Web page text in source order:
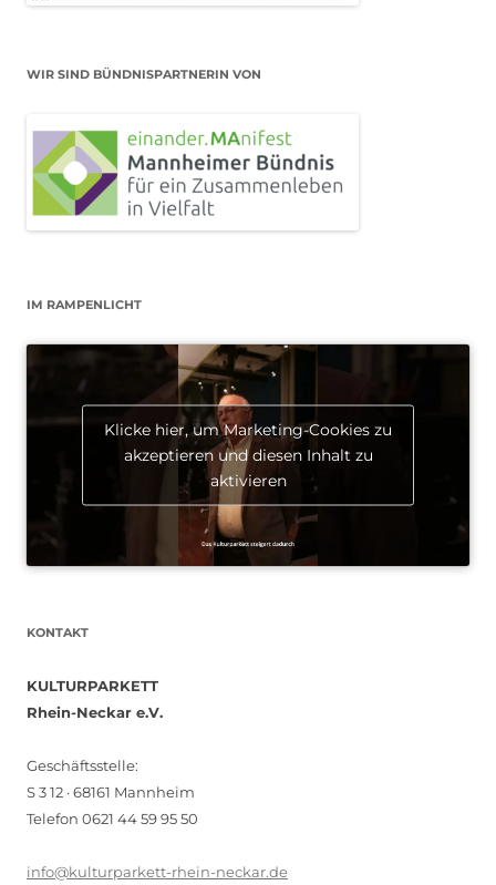
WIR SIND BÜNDNISPARTNERIN VON
IM RAMPENLICHT
Klicke hier, um Marketing-Cookies zu
akzeptieren und diesen Inhalt zu
aktivieren
KONTAKT
KULTURPARKETT
Rhein-Neckar e.V.
Geschäftsstelle:
S 3 12 · 68161 Mannheim
Telefon 0621 44 59 95 50
info@kulturparkett-rhein-neckar.de